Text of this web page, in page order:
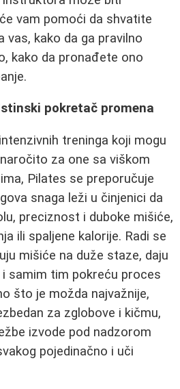
vam pomoći da shvatite
kako da ga pravilno
kako da pronađete ono
pokretač promena
treninga koji mogu
za one sa viškom
Pilates se preporučuje
snaga leži u činjenici da
preciznost i duboke mišiće,
ili spaljene kalorije. Radi se
mišiće na duže staze, daju
samim tim pokreću proces
što je možda najvažnije,
za zglobove i kičmu,
izvode pod nadzorom
pojedinačno i uči